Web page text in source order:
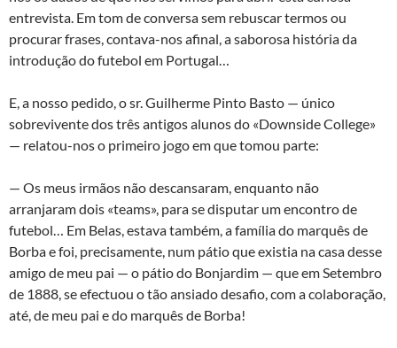
entrevista. Em tom de conversa sem rebuscar termos ou
procurar frases, contava-nos afinal, a saborosa história da
introdução do futebol em Portugal…
E, a nosso pedido, o sr. Guilherme Pinto Basto — único
sobrevivente dos três antigos alunos do «Downside College»
— relatou-nos o primeiro jogo em que tomou parte:
— Os meus irmãos não descansaram, enquanto não
arranjaram dois «teams», para se disputar um encontro de
futebol… Em Belas, estava também, a família do marquês de
Borba e foi, precisamente, num pátio que existia na casa desse
amigo de meu pai — o pátio do Bonjardim — que em Setembro
de 1888, se efectuou o tão ansiado desafio, com a colaboração,
até, de meu pai e do marquês de Borba!